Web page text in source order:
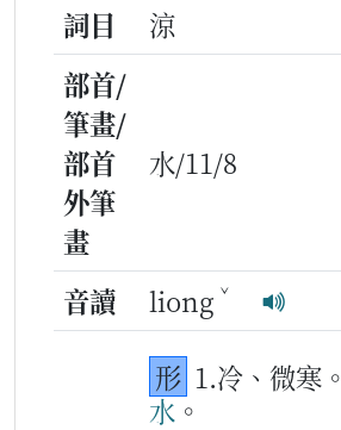
詞目
涼
部首/
筆畫/
部首
外筆
畫
水/11/8
音讀 liong ˇ
形 1.冷、微寒。
水。